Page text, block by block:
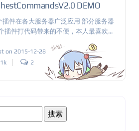
DEMO
插件在各大服务器广泛应用 部分服务器
插件打代码带来的不便，本人最喜欢...
on 2015-12-28
2